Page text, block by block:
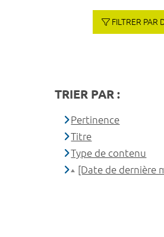
FILTRER PAR
TRIER PAR :
Pertinence
Titre
Type de contenu
[Date de dernière